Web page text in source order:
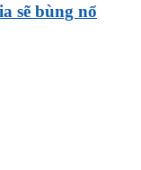
sẽ bùng nổ